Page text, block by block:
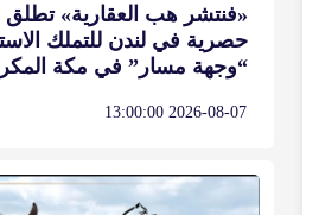
«فنتشر هب العقارية» تطلق
حصرية في لندن للتملك
“وجهة مسار” في مكة
2026-08-07 13:00:00